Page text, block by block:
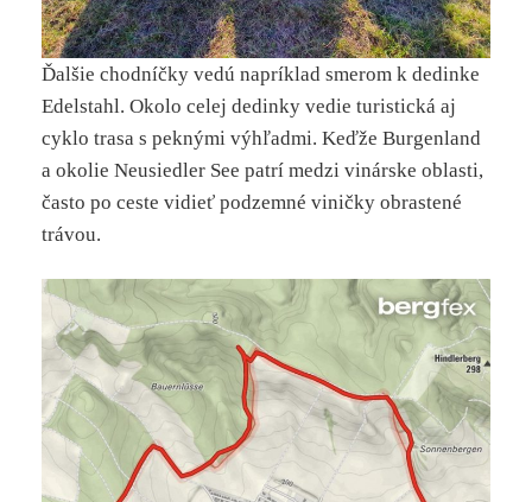
Ďalšie chodníčky vedú napríklad smerom k dedinke
Edelstahl. Okolo celej dedinky vedie turistická aj
cyklo trasa s peknými výhľadmi. Keďže Burgenland
a okolie Neusiedler See patrí medzi vinárske oblasti,
často po ceste vidieť podzemné viničky obrastené
trávou.